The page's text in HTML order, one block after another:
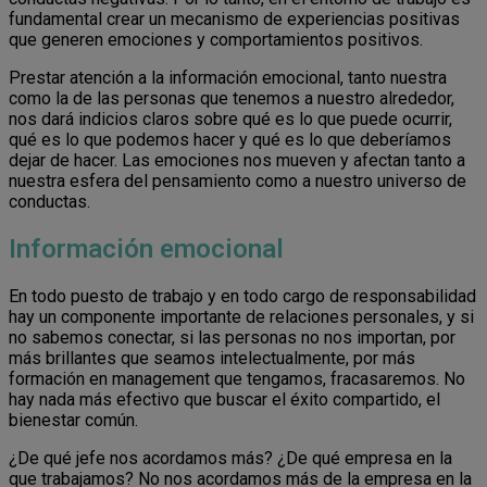
fundamental crear un mecanismo de experiencias positivas
que generen emociones y comportamientos positivos.
Prestar atención a la información emocional, tanto nuestra
como la de las personas que tenemos a nuestro alrededor,
nos dará indicios claros sobre qué es lo que puede ocurrir,
qué es lo que podemos hacer y qué es lo que deberíamos
dejar de hacer. Las emociones nos mueven y afectan tanto a
nuestra esfera del pensamiento como a nuestro universo de
conductas.
Información emocional
En todo puesto de trabajo y en todo cargo de responsabilidad
hay un componente importante de relaciones personales, y si
no sabemos conectar, si las personas no nos importan, por
más brillantes que seamos intelectualmente, por más
formación en management que tengamos, fracasaremos. No
hay nada más efectivo que buscar el éxito compartido, el
bienestar común.
¿De qué jefe nos acordamos más? ¿De qué empresa en la
que trabajamos? No nos acordamos más de la empresa en la